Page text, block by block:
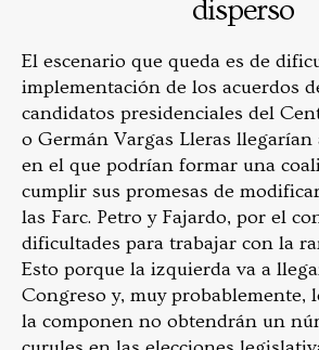
disperso
El escenario que queda es de
implementación de los acuerdos
candidatos presidenciales del
o Germán Vargas Lleras llegarían
en el que podrían formar una
cumplir sus promesas de
las Farc. Petro y Fajardo, por el
dificultades para trabajar con la
Esto porque la izquierda va a
Congreso y, muy probablemente,
la componen no obtendrán un